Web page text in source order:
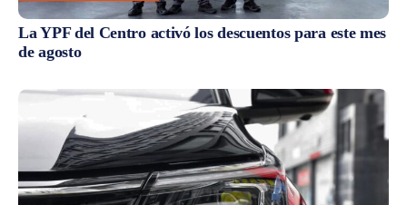
La YPF del Centro activó los descuentos para este mes
de agosto